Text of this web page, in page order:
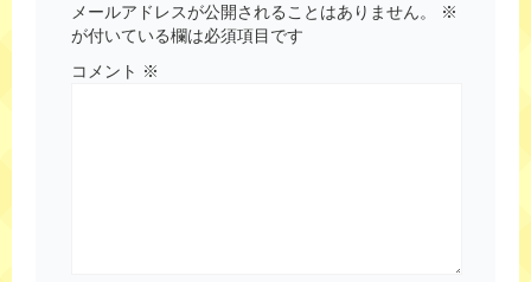
メールアドレスが公開されることはありません。
※
が付いている欄は必須項目です
コメント ※